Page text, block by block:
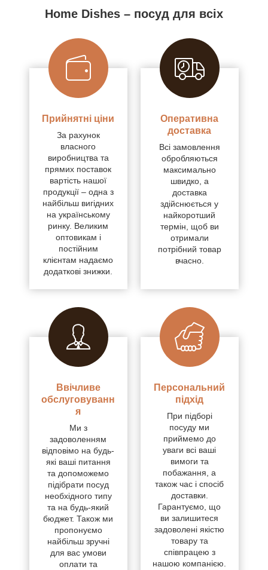
Home Dishes – посуд для всіх
Прийнятні ціни
За рахунок
власного
виробництва та
прямих поставок
вартість нашої
продукції – одна з
найбільш вигідних
на українському
ринку. Великим
оптовикам і
постійним
клієнтам надаємо
додаткові знижки.
Оперативна
доставка
Всі замовлення
обробляються
максимально
швидко, а
доставка
здійснюється у
найкоротший
термін, щоб ви
отримали
потрібний товар
вчасно.
Ввічливе
обслуговуванн
я
Ми з
задоволенням
відповімо на будь-
які ваші питання
та допоможемо
підібрати посуд
необхідного типу
та на будь-який
бюджет. Також ми
пропонуємо
найбільш зручні
для вас умови
оплати та
Персональний
підхід
При підборі
посуду ми
приймемо до
уваги всі ваші
вимоги та
побажання, а
також час і спосіб
доставки.
Гарантуємо, що
ви залишитеся
задоволені якістю
товару та
співпрацею з
нашою компанією.